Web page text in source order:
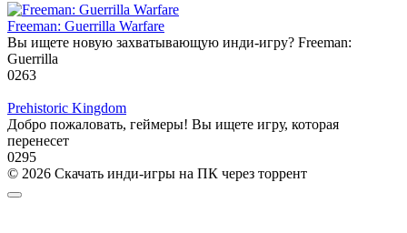
Freeman: Guerrilla Warfare
Вы ищете новую захватывающую инди-игру? Freeman:
Guerrilla
0263
Prehistoric Kingdom
Добро пожаловать, геймеры! Вы ищете игру, которая
перенесет
0295
© 2026 Скачать инди-игры на ПК через торрент